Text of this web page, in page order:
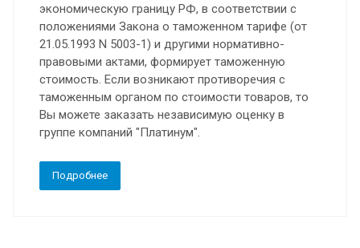
экономическую границу РФ, в соответствии с
положениями Закона о таможенном тарифе (от
21.05.1993 N 5003-1) и другими нормативно-
правовыми актами, формирует таможенную
стоимость. Если возникают противоречия с
таможенным органом по стоимости товаров, то
Вы можете заказать независимую оценку в
группе компаний "Платинум".
Подробнее